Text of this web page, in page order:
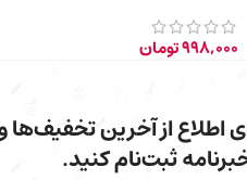
998,000تومان
اطلاع از آخرین تخفیف‌ها
ثبت‌نام کنید.